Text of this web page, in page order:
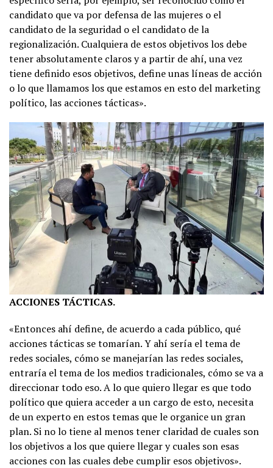
candidato que va por defensa de las mujeres o el
candidato de la seguridad o el candidato de la
regionalización. Cualquiera de estos objetivos los debe
tener absolutamente claros y a partir de ahí, una vez
tiene definido esos objetivos, define unas líneas de acción
o lo que llamamos los que estamos en esto del marketing
político, las acciones tácticas».
ACCIONES TÁCTICAS.
«Entonces ahí define, de acuerdo a cada público, qué
acciones tácticas se tomarían. Y ahí sería el tema de
redes sociales, cómo se manejarían las redes sociales,
entraría el tema de los medios tradicionales, cómo se va a
direccionar todo eso. A lo que quiero llegar es que todo
político que quiera acceder a un cargo de esto, necesita
de un experto en estos temas que le organice un gran
plan. Si no lo tiene al menos tener claridad de cuales son
los objetivos a los que quiere llegar y cuales son esas
acciones con las cuales debe cumplir esos objetivos».